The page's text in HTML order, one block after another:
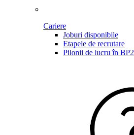
Cariere
Joburi disponibile
Etapele de recrutare
Pilonii de lucru în BP2